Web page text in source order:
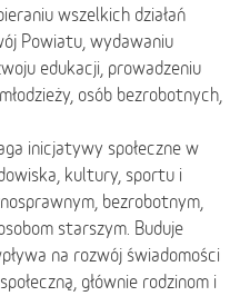
wszelkich działań
Powiatu, wydawaniu
edukacji, prowadzeniu
osób bezrobotnych,
inicjatywy społeczne w
kultury, sportu i
bezrobotnym,
starszym. Buduje
na rozwój świadomości
głównie rodzinom i